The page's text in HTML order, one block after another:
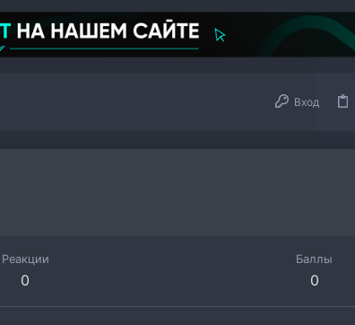
Вход
Реакции
0
Баллы
0